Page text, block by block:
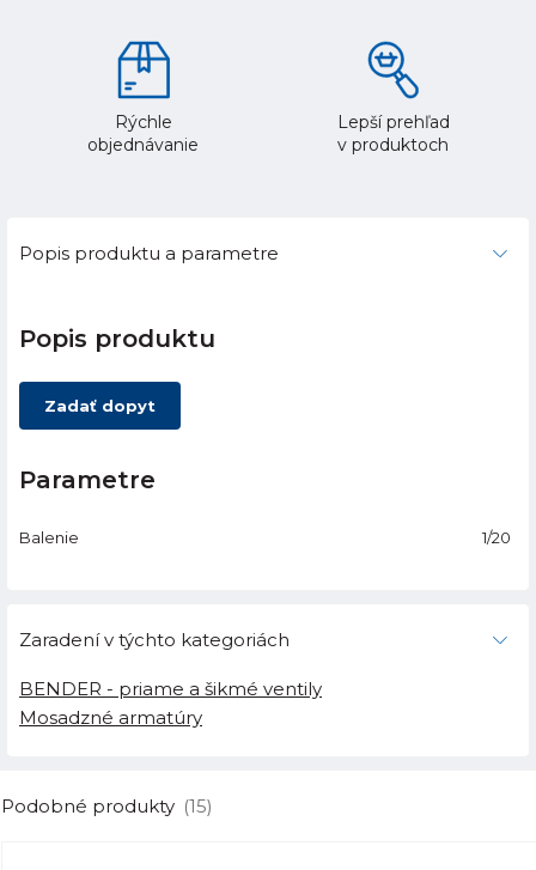
Rýchle
objednávanie
Lepší prehľad
v produktoch
Popis produktu a parametre
Popis produktu
Zadať dopyt
Parametre
Balenie 1/20
Zaradení v týchto kategoriách
BENDER - priame a šikmé ventily
Mosadzné armatúry
Podobné produkty (15)